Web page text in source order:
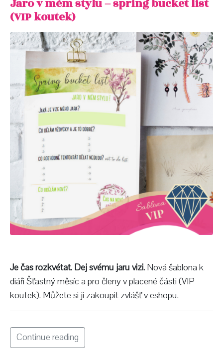
Jaro v mém stylu – spring bucket list
(VIP koutek)
Je čas rozkvétat. Dej svému jaru vizi. Nová šablona k
diáři Šťastný měsíc a pro členy v placené části (VIP
koutek). Můžete si ji zakoupit zvlášť v eshopu.
Continue reading